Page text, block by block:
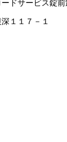
ドサービス錠前
１１７－１